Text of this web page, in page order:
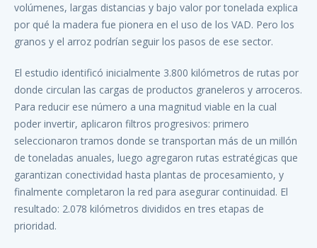
volúmenes, largas distancias y bajo valor por tonelada explica
por qué la madera fue pionera en el uso de los VAD. Pero los
granos y el arroz podrían seguir los pasos de ese sector.
El estudio identificó inicialmente 3.800 kilómetros de rutas por
donde circulan las cargas de productos graneleros y arroceros.
Para reducir ese número a una magnitud viable en la cual
poder invertir, aplicaron filtros progresivos: primero
seleccionaron tramos donde se transportan más de un millón
de toneladas anuales, luego agregaron rutas estratégicas que
garantizan conectividad hasta plantas de procesamiento, y
finalmente completaron la red para asegurar continuidad. El
resultado: 2.078 kilómetros divididos en tres etapas de
prioridad.